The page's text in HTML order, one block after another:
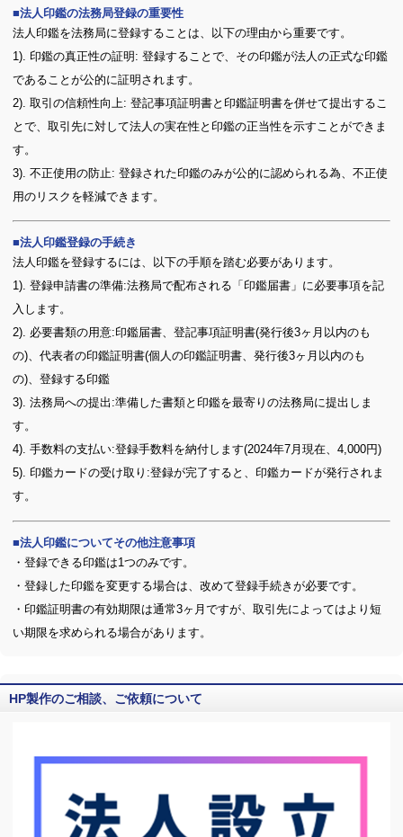
法人印鑑の法務局登録の重要性
法人印鑑を法務局に登録することは、以下の理由から重要です。
1). 印鑑の真正性の証明: 登録することで、その印鑑が法人の正式な印鑑
であることが公的に証明されます。
2). 取引の信頼性向上: 登記事項証明書と印鑑証明書を併せて提出するこ
とで、取引先に対して法人の実在性と印鑑の正当性を示すことができま
す。
3). 不正使用の防止: 登録された印鑑のみが公的に認められる為、不正使
用のリスクを軽減できます。
法人印鑑登録の手続き
法人印鑑を登録するには、以下の手順を踏む必要があります。
1). 登録申請書の準備:法務局で配布される「印鑑届書」に必要事項を記
入します。
2). 必要書類の用意:印鑑届書、登記事項証明書(発行後3ヶ月以内のも
の)、代表者の印鑑証明書(個人の印鑑証明書、発行後3ヶ月以内のも
の)、登録する印鑑
3). 法務局への提出:準備した書類と印鑑を最寄りの法務局に提出しま
す。
4). 手数料の支払い:登録手数料を納付します(2024年7月現在、4,000円)
5). 印鑑カードの受け取り:登録が完了すると、印鑑カードが発行されま
す。
法人印鑑についてその他注意事項
・登録できる印鑑は1つのみです。
・登録した印鑑を変更する場合は、改めて登録手続きが必要です。
・印鑑証明書の有効期限は通常3ヶ月ですが、取引先によってはより短
い期限を求められる場合があります。
HP製作のご相談、ご依頼について